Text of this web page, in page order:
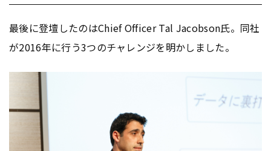
最後に登壇したのはChief Officer Tal Jacobson氏。同社
が2016年に行う3つのチャレンジを明かしました。